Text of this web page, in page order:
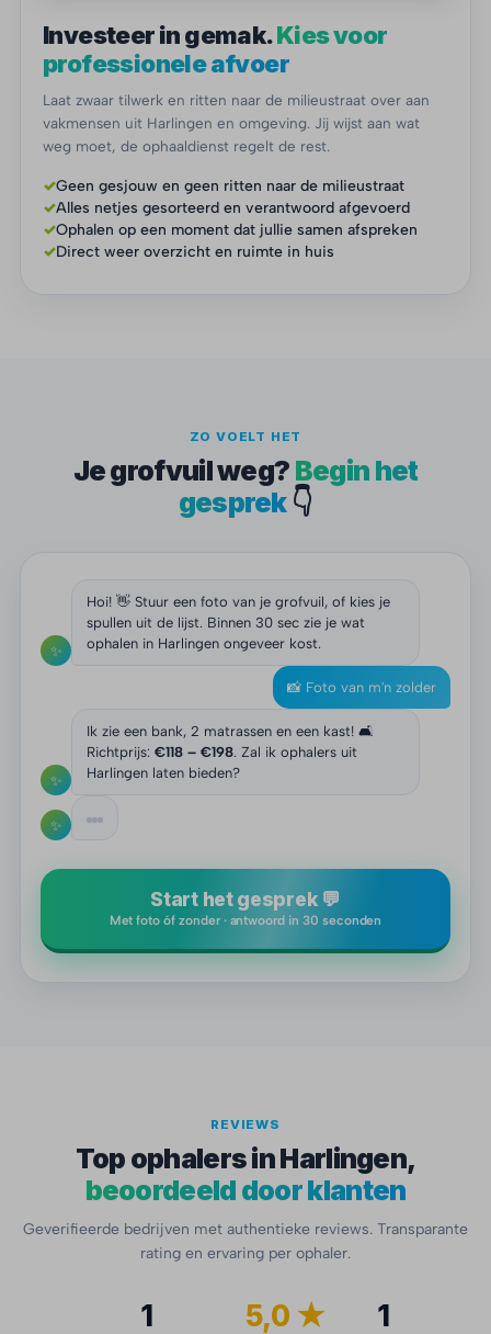
Investeer in gemak.Kies voor
professionele afvoer
Laat zwaar tilwerk en ritten naar de milieustraat over aan
vakmensen uit Harlingen en omgeving. Jij wijst aan wat
weg moet, de ophaaldienst regelt de rest.
✓Geen gesjouw en geen ritten naar de milieustraat
✓Alles netjes gesorteerd en verantwoord afgevoerd
✓Ophalen op een moment dat jullie samen afspreken
✓Direct weer overzicht en ruimte in huis
ZO VOELT HET
Je grofvuil weg? Begin het
gesprek👇
✨
Hoi! 👋 Stuur een foto van je grofvuil, of kies je
spullen uit de lijst. Binnen 30 sec zie je wat
ophalen in Harlingen ongeveer kost.
📸 Foto van m'n zolder
✨
Ik zie een bank, 2 matrassen en een kast! 🛋️
Richtprijs: €118 – €198. Zal ik ophalers uit
Harlingen laten bieden?
✨
Start het gesprek 💬
Met foto óf zonder · antwoord in 30 seconden
REVIEWS
Top ophalers in Harlingen,
beoordeeld door klanten
Geverifieerde bedrijven met authentieke reviews. Transparante
rating en ervaring per ophaler.
1 5,0 ★ 1